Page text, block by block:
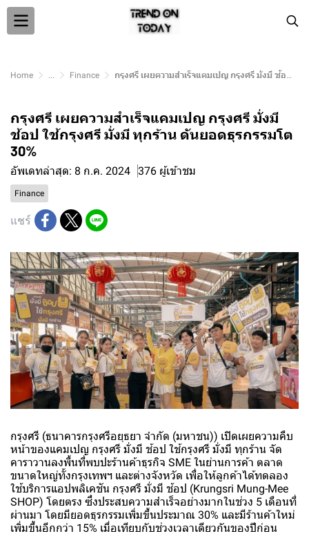
Home ... Finance กรุงศรี เผยความสำเร็จแคมเปญ กรุงศรี มั่งมี ช้อป ใช้กรุงศรี มั่งมี ทุกร้าน ดันยอดธุรกรรมโต 30%
กรุงศรี เผยความสำเร็จแคมเปญ กรุงศรี มั่งมี
ช้อป ใช้กรุงศรี มั่งมี ทุกร้าน ดันยอดธุรกรรมโต
30%
อัพเดทล่าสุด: 8 ก.ค. 2024 376 ผู้เข้าชม
Finance
แชร์
กรุงศรี (ธนาคารกรุงศรีอยุธยา จำกัด (มหาชน)) เปิดเผยความคืบ
หน้าของแคมเปญ กรุงศรี มั่งมี ช้อป ใช้กรุงศรี มั่งมี ทุกร้าน จัด
คาราวานลงพื้นที่พบปะร้านค้าธุรกิจ SME ในย่านการค้า ตลาด
ขนาดใหญ่ทั้งกรุงเทพฯ และต่างจังหวัด เพื่อให้ลูกค้าได้ทดลอง
ใช้บริการแอปพลิเคชัน กรุงศรี มั่งมี ช้อป (Krungsri Mung-Mee
SHOP) โดยตรง ซึ่งประสบความสำเร็จอย่างมากในช่วง 5 เดือนที่
ผ่านมา โดยมียอดธุรกรรมเพิ่มขึ้นประมาณ 30% และมีร้านค้าใหม่
เพิ่มขึ้นอีกกว่า 15% เมื่อเทียบกับช่วงเวลาเดียวกันของปีก่อน